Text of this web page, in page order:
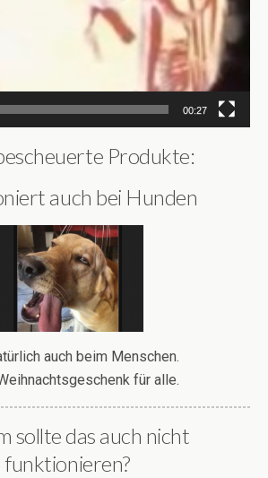
00:27
Produkte:
auch bei Hunden
auch beim Menschen.
für alle.
sollte das auch nicht
funktionieren?